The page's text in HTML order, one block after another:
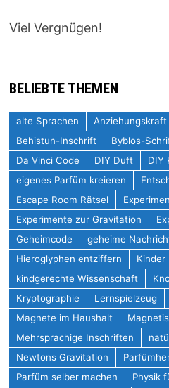
Viel Vergnügen!
BELIEBTE THEMEN
alte Sprachen Anziehungskraft
Behistun-Inschrift
Byblos-
Da Vinci Code
DIY Duft DIY
eigenes Parfüm kreieren
Escape Room Rätsel
Experimente zur Gravitation
Geheimcode
geheime
Hieroglyphen entziffern
Kinder
kindgerechte Wissenschaft
Kryptographie
Lernspielzeug
Magnete im Haushalt
Mehrsprachige Inschriften
Newtons Gravitation
Parfüm selber machen
Physik